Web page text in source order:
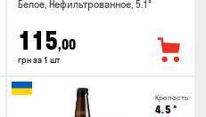
Белое, Нефильтрованное, 5.1°
115,00
грн за 1 шт
Крепость
4.5 °